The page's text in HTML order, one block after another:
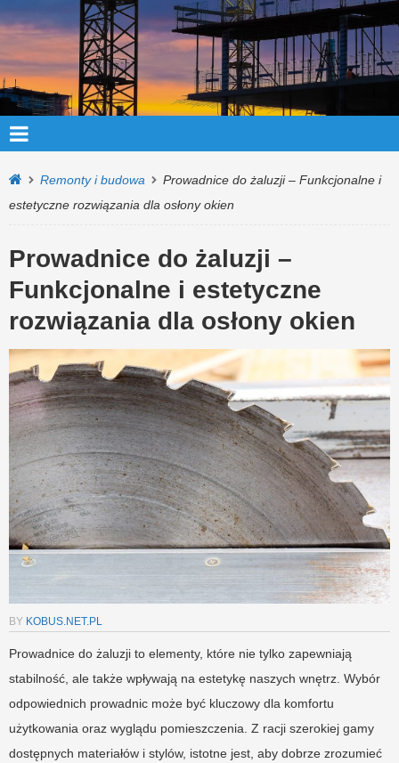
Remonty i budowa
Prowadnice do żaluzji – Funkcjonalne i
estetyczne rozwiązania dla osłony okien
Prowadnice do żaluzji –
Funkcjonalne i estetyczne
rozwiązania dla osłony okien
BY KOBUS.NET.PL
Prowadnice do żaluzji to elementy, które nie tylko zapewniają
stabilność, ale także wpływają na estetykę naszych wnętrz. Wybór
odpowiednich prowadnic może być kluczowy dla komfortu
użytkowania oraz wyglądu pomieszczenia. Z racji szerokiej gamy
dostępnych materiałów i stylów, istotne jest, aby dobrze zrozumieć